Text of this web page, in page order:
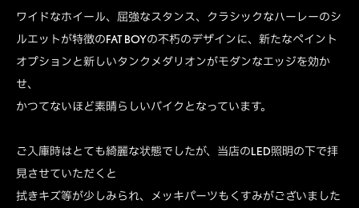
ワイドなホイール、屈強なスタンス、クラシックなハーレーのシ
ルエットが特徴のFAT BOYの不朽のデザインに、新たなペイント
オプションと新しいタンクメダリオンがモダンなエッジを効か
せ、
かつてないほど素晴らしいバイクとなっています。
ご入庫時はとても綺麗な状態でしたが、当店のLED照明の下で拝
見させていただくと
拭きキズ等が少しみられ、メッキパーツもくすみがございました